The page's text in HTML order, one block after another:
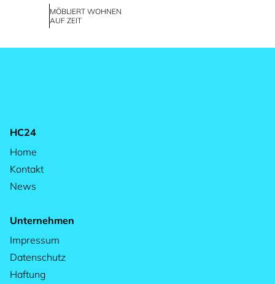
MÖBLIERT WOHNEN
AUF ZEIT
HC24
Home
Kontakt
News
Unternehmen
Impressum
Datenschutz
Haftung